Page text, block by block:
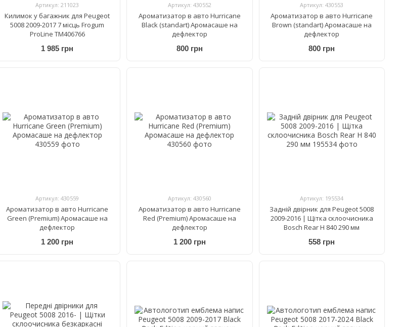
Артикул: 211023
Килимок у багажник для Peugeot
5008 2009-2017 7 місць Frogum
ProLine TM406766
1 985 грн
Артикул: 430552
Ароматизатор в авто Hurricane
Black (standart) Аромасаше на
дефлектор
800 грн
Артикул: 430553
Ароматизатор в авто Hurricane
Brown (standart) Аромасаше на
дефлектор
800 грн
Артикул: 430559
Ароматизатор в авто Hurricane
Green (Premium) Аромасаше на
дефлектор
1 200 грн
Артикул: 430560
Ароматизатор в авто Hurricane
Red (Premium) Аромасаше на
дефлектор
1 200 грн
Артикул: 195534
Задній двірник для Peugeot 5008
2009-2016 | Щітка склоочисника
Bosch Rear H 840 290 мм
558 грн